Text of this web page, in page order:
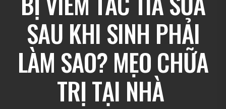
SAU KHI SINH PHẢI
LÀM SAO? MẸO CHỮA
TRỊ TẠI NHÀ